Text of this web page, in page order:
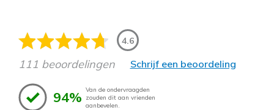
4.6
111 beoordelingen Schrijf een beoordeling
94% Van de ondervraagden
zouden dit aan vrienden
aanbevelen.